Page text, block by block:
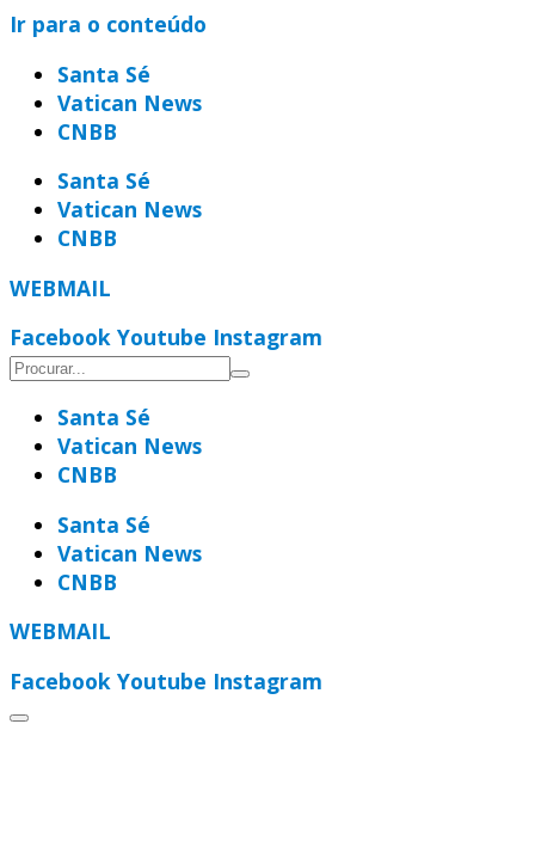
Ir para o conteúdo
Santa Sé
Vatican News
CNBB
Santa Sé
Vatican News
CNBB
WEBMAIL
Facebook Youtube Instagram
Santa Sé
Vatican News
CNBB
Santa Sé
Vatican News
CNBB
WEBMAIL
Facebook Youtube Instagram